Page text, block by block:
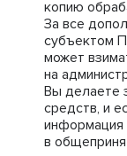
копию
За все
субъектом
может
на
Вы делаете
средств, и
информация
в